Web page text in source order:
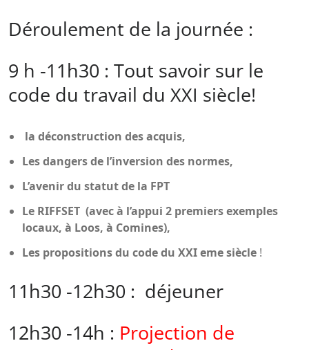
Déroulement de la journée :
9 h -11h30 : Tout savoir sur le
code du travail du XXI siècle!
la déconstruction des acquis,
Les dangers de l’inversion des normes,
L’avenir du statut de la FPT
Le RIFFSET (avec à l’appui 2 premiers exemples
locaux, à Loos, à Comines),
Les propositions du code du XXI eme siècle !
11h30 -12h30 : déjeuner
12h30 -14h : Projection de